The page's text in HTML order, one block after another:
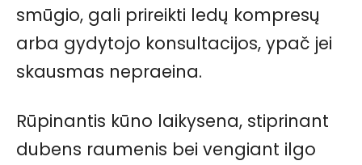
smūgio, gali prireikti ledų kompresų
arba gydytojo konsultacijos, ypač jei
skausmas nepraeina.
Rūpinantis kūno laikysena, stiprinant
dubens raumenis bei vengiant ilgo